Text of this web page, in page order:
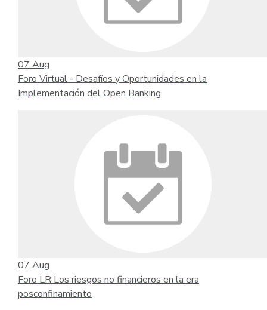
07 Aug
Foro Virtual - Desafíos y Oportunidades en la
Implementación del Open Banking
07 Aug
Foro LR Los riesgos no financieros en la era
posconfinamiento